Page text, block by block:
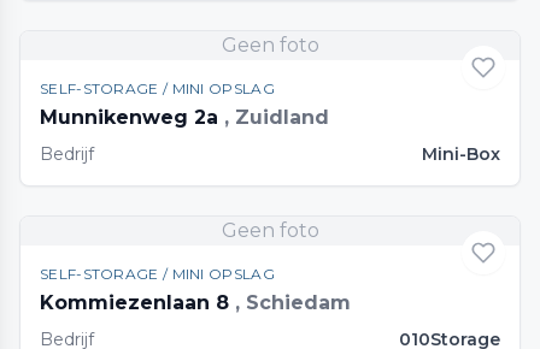
Geen foto
SELF-STORAGE / MINI OPSLAG
Munnikenweg 2a , Zuidland
Bedrijf Mini-Box
Geen foto
SELF-STORAGE / MINI OPSLAG
Kommiezenlaan 8 , Schiedam
Bedrijf 010Storage